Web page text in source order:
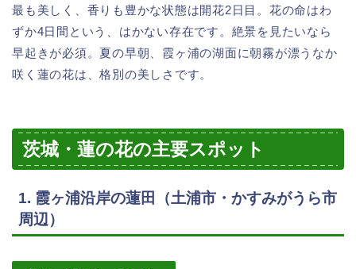
最も美しく、香りも豊かな状態は開花2日目。花の命はわ
ずか4日間という、はかない存在です。絶景を見たいなら
早起きが必須。夏の早朝、霞ヶ浦の湖面に朝霧が漂うなか
咲く蓮の花は、格別の美しさです。
茨城・蓮の花の主要スポット
1. 霞ヶ浦沿岸の蓮田（土浦市・かすみがうら市
周辺）